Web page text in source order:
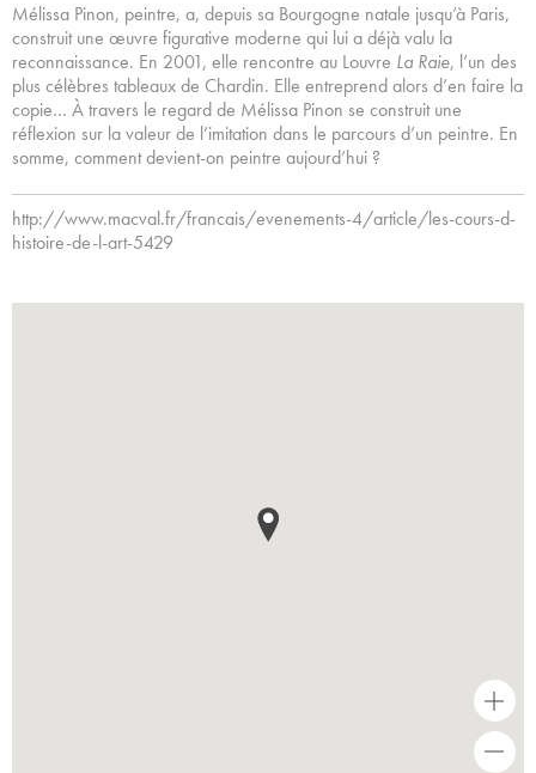
Mélissa Pinon, peintre, a, depuis sa Bourgogne natale jusqu’à Paris,
construit une œuvre figurative moderne qui lui a déjà valu la
reconnaissance. En 2001, elle rencontre au Louvre La Raie, l’un des
plus célèbres tableaux de Chardin. Elle entreprend alors d’en faire la
copie… À travers le regard de Mélissa Pinon se construit une
réflexion sur la valeur de l’imitation dans le parcours d’un peintre. En
somme, comment devient-on peintre aujourd’hui ?
http://www.macval.fr/francais/evenements-4/article/les-cours-d-
histoire-de-l-art-5429
+